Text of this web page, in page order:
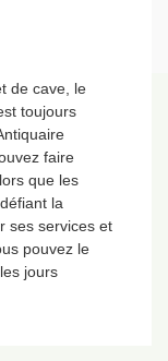
de cave, le
toujours
faire
que les
la
ses services et
pouvez le
jours